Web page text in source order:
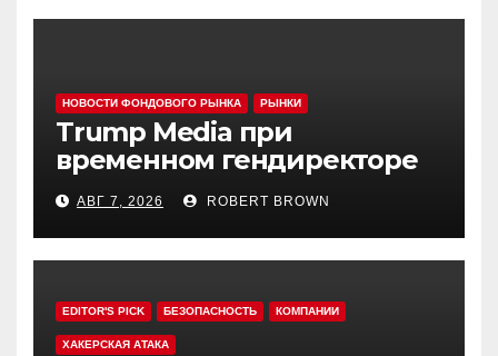
НОВОСТИ ФОНДОВОГО РЫНКА РЫНКИ
Trump Media при
временном гендиректоре
МакГерне сократила число
сделок с криптовалютами
АВГ 7, 2026 ROBERT BROWN
EDITOR'S PICK БЕЗОПАСНОСТЬ КОМПАНИИ
ХАКЕРСКАЯ АТАКА